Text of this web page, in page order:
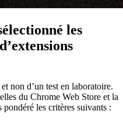
les
non d’un test en laboratoire.
du Chrome Web Store et la
les critères suivants :